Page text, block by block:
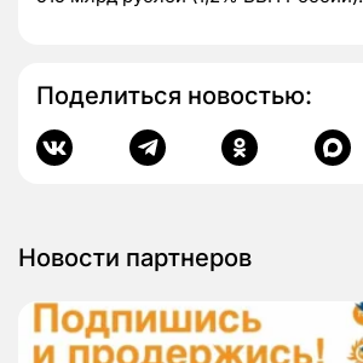
Поделиться новостью:
Новости партнеров